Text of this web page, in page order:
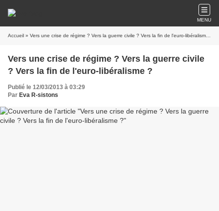
MENU
Accueil » Vers une crise de régime ? Vers la guerre civile ? Vers la fin de l'euro-libéralisme ?
Vers une crise de régime ? Vers la guerre civile
? Vers la fin de l'euro-libéralisme ?
Publié le 12/03/2013 à 03:29
Par Eva R-sistons